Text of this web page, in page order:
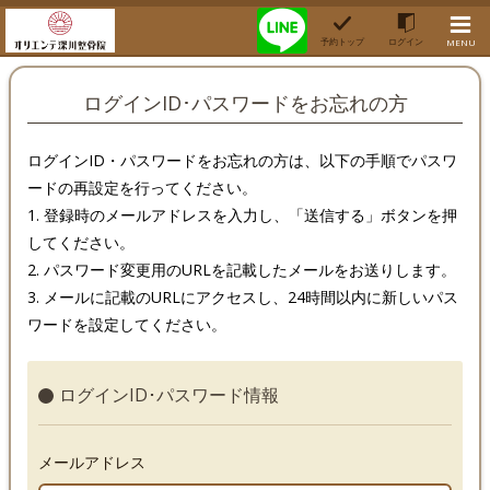
予約トップ ログイン MENU
ログインID･パスワードをお忘れの方
ログインID・パスワードをお忘れの方は、以下の手順でパスワ
ードの再設定を行ってください。
1. 登録時のメールアドレスを入力し、「送信する」ボタンを押
してください。
2. パスワード変更用のURLを記載したメールをお送りします。
3. メールに記載のURLにアクセスし、24時間以内に新しいパス
ワードを設定してください。
ログインID･パスワード情報
メールアドレス